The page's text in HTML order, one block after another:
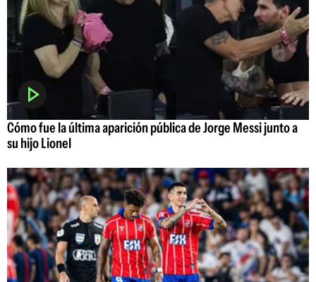
Cómo fue la última aparición pública de Jorge Messi junto a
su hijo Lionel